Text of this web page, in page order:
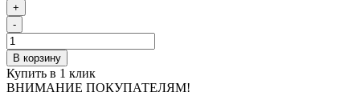
+
-
В корзину
Купить в 1 клик
ВНИМАНИЕ ПОКУПАТЕЛЯМ!